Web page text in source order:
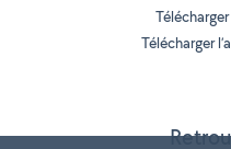
Télécharger